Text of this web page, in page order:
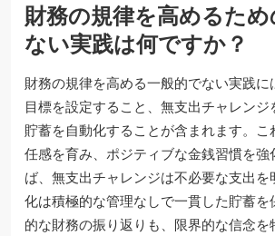
財務の規律を高めるた
ない実践は何ですか？
財務の規律を高める一般的でない実践に
目標を設定すること、無支出チャレンジ
貯蓄を自動化することが含まれます。
任感を育み、ポジティブな金銭習慣を強
ば、無支出チャレンジは不必要な支出を
化は積極的な管理なしで一貫した貯蓄を
的な財務の振り返りも、限界的な信念